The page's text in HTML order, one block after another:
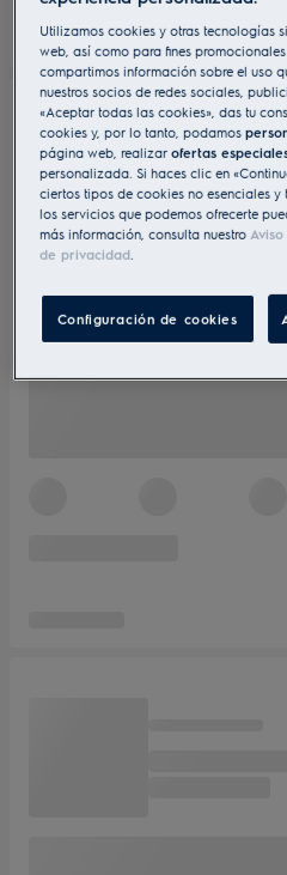
Utilizamos cookies y otras tecnologías
web, así como para fines
compartimos información sobre el uso
nuestros socios de redes sociales,
«Aceptar todas las cookies», das tu
cookies y, por lo tanto, podamos
página web, realizarofertas
personalizada. Si haces clic en
ciertos tipos de cookies no esenciales
los servicios que podemos ofrecerte
más información, consulta nuestro
de privacidad.
Configuración de cookies